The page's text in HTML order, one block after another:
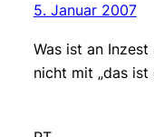
5. Januar 2007
Was ist an
nicht mit „das ist